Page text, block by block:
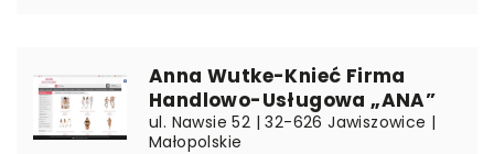
Anna Wutke-Knieć Firma
Handlowo-Usługowa „ANA”
ul. Nawsie 52 | 32-626 Jawiszowice |
Małopolskie